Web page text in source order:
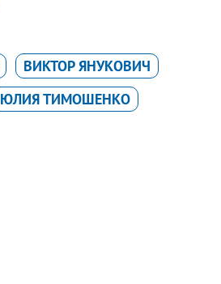
ВИКТОР ЯНУКОВИЧ
ЮЛИЯ ТИМОШЕНКО